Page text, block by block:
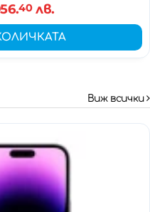
40лв.
Виж всички